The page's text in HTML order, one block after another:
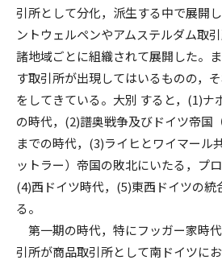
引所として分化，派生する中で展開
ントウェルペンやアムステルダム取
諸地域ごとに組織されて展開した。
す取引所が出現してはいるものの，
をしてきている。大別 すると，(1)ナ
の時代，(2)譜奥戦争及びドイツ帝国
までの時代，(3)ライヒとワイマール
ットラー）帝国の敗北にいたる，プ
(4)西ドイツ時代，(5)東西ドイツの統
る。
第一期の時代，特にフッガー家時
引所が商品取引所として南ドイツに